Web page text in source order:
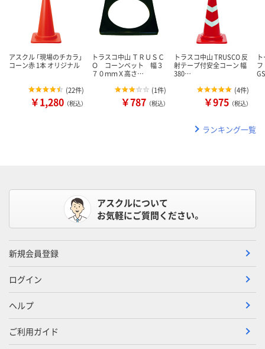
アスクル 「現場のチカラ」
コーン赤 1本 オリジナル
(22件)
￥1,280 （税込）
トラスコ中山 ＴＲＵＳＣ
Ｏ コーンベット 幅３
７０ｍｍＸ高さ…
(1件)
￥787 （税込）
トラスコ中山 TRUSCO 反
射テープ付安全コーン 幅
380…
(4件)
￥975 （税込）
ランキング一覧
アスクルについて
お気軽にご質問ください。
新規会員登録
ログイン
ヘルプ
ご利用ガイド